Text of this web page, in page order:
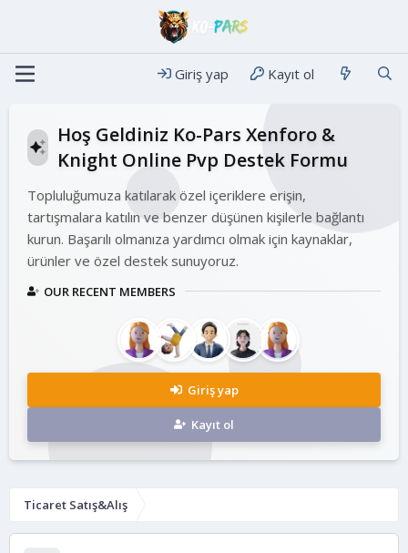
Giriş yap Kayıt ol
Hoş Geldiniz Ko-Pars Xenforo &
Knight Online Pvp Destek Formu
Topluluğumuza katılarak özel içeriklere erişin,
tartışmalara katılın ve benzer düşünen kişilerle bağlantı
kurun. Başarılı olmanıza yardımcı olmak için kaynaklar,
ürünler ve özel destek sunuyoruz.
OUR RECENT MEMBERS
Giriş yap
Kayıt ol
Ticaret Satış&Alış